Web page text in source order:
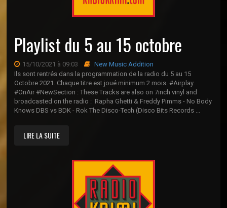
Playlist du 5 au 15 octobre
15/10/2021 à 09:03
New Music Addition
Ils sont rentrés dans la programmation de la radio du 5 au 15
Octobre 2021. Chaque titre est joué minimum 2 mois. #Airplay
#OnAir #NewSection : These Tracks are also on 7inch vinyl and
broadcasted on the radio : Rapha Ghetti & Freddy Pimms - No Body
Knows DBS vs BDK - Rok The Disco-Tech (Disco Bits Records ...
LIRE LA SUITE